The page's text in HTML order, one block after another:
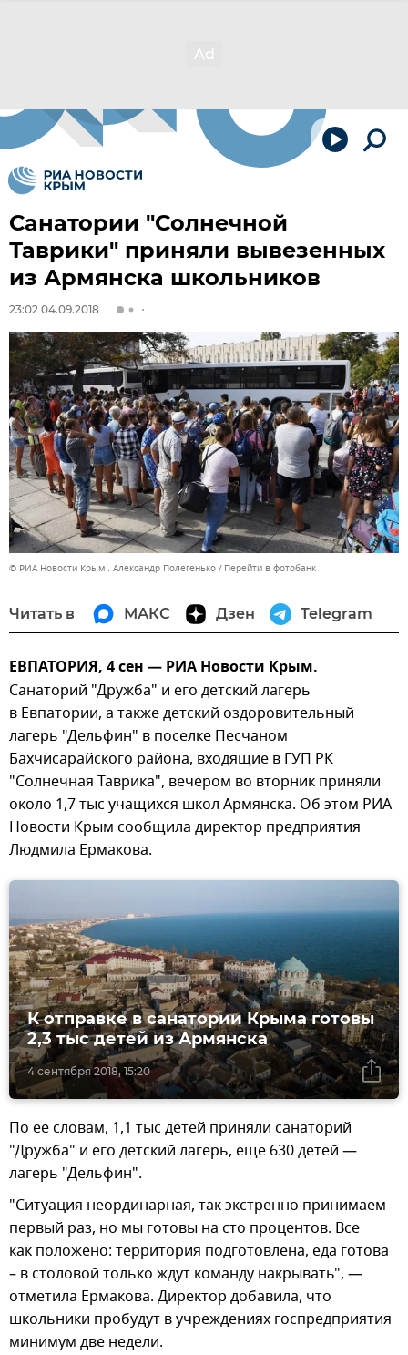
Санатории "Солнечной
Таврики" приняли вывезенных
из Армянска школьников
23:02 04.09.2018
© РИА Новости Крым . Александр Полегенько Перейти в фотобанк
Читать в МАКС Дзен Telegram
ЕВПАТОРИЯ, 4 сен — РИА Новости Крым.
Санаторий "Дружба" и его детский лагерь
в Евпатории, а также детский оздоровительный
лагерь "Дельфин" в поселке Песчаном
Бахчисарайского района, входящие в ГУП РК
"Солнечная Таврика", вечером во вторник приняли
около 1,7 тыс учащихся школ Армянска. Об этом РИА
Новости Крым сообщила директор предприятия
Людмила Ермакова.
4 сентября 2018, 15:20
К отправке в санатории Крыма готовы
2,3 тыс детей из Армянска
По ее словам, 1,1 тыс детей приняли санаторий
"Дружба" и его детский лагерь, еще 630 детей —
лагерь "Дельфин".
"Ситуация неординарная, так экстренно принимаем
первый раз, но мы готовы на сто процентов. Все
как положено: территория подготовлена, еда готова
– в столовой только ждут команду накрывать", —
отметила Ермакова. Директор добавила, что
школьники пробудут в учреждениях госпредприятия
минимум две недели.